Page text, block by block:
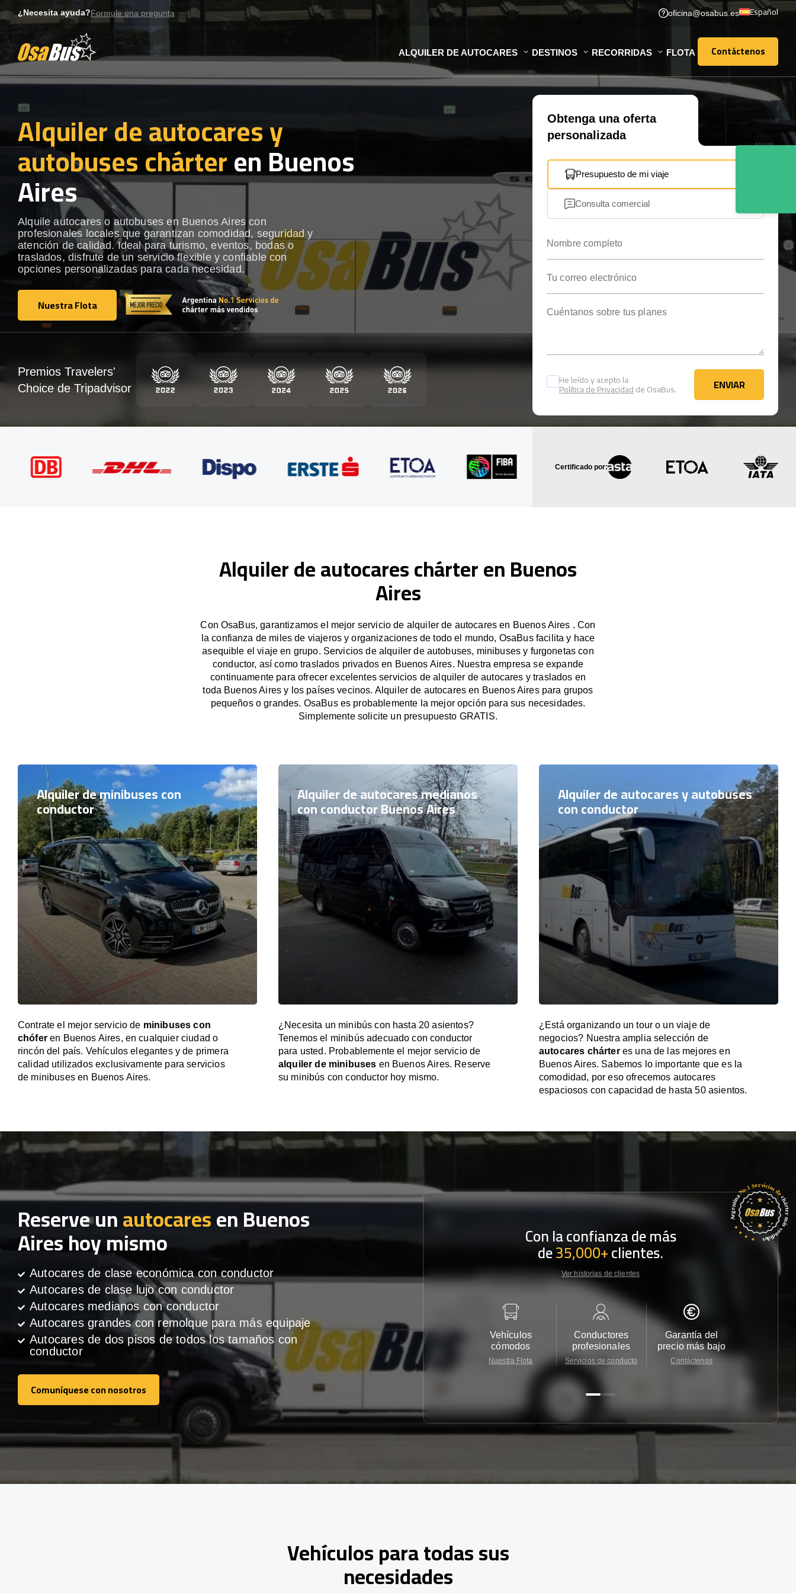
to
¿Necesita ayuda?Formule una pregunta oficina@osabus.es Español
ALQUILER DE AUTOCARES DESTINOS RECORRIDAS FLOTA Contáctenos
Contáctenos
Alquiler de autocares y
autobuses chárteren Buenos
Aires
Alquile autocares o autobuses en Buenos Aires con
profesionales locales que garantizan comodidad, seguridad y
atención de calidad. Ideal para turismo, eventos, bodas o
traslados, disfrute de un servicio flexible y confiable con
opciones personalizadas para cada necesidad.
Nuestra Flota
Nuestra Flota
Obtenga una oferta
personalizada
Presupuesto de mi viaje
Consulta comercial
He leído y acepto la
Política de Privacidadde OsaBus. ENVIAR
ENVIAR
Premios Travelers'
Choice de Tripadvisor
Certificado por:
Alquiler de autocares chárter en Buenos
Aires
Con OsaBus, garantizamos el mejor servicio de alquiler de autocares en Buenos Aires . Con
la confianza de miles de viajeros y organizaciones de todo el mundo, OsaBus facilita y hace
asequible el viaje en grupo. Servicios de alquiler de autobuses, minibuses y furgonetas con
conductor, así como traslados privados en Buenos Aires. Nuestra empresa se expande
continuamente para ofrecer excelentes servicios de alquiler de autocares y traslados en
toda Buenos Aires y los países vecinos. Alquiler de autocares en Buenos Aires para grupos
pequeños o grandes. OsaBus es probablemente la mejor opción para sus necesidades.
Simplemente solicite un presupuesto GRATIS.
Alquiler de minibuses con
conductor
Contrate el mejor servicio de minibuses con
chóferen Buenos Aires, en cualquier ciudad o
rincón del país. Vehículos elegantes y de primera
calidad utilizados exclusivamente para servicios
de minibuses en Buenos Aires.
Alquiler de autocares medianos
con conductor Buenos Aires
¿Necesita un minibús con hasta 20 asientos?
Tenemos el minibús adecuado con conductor
para usted. Probablemente el mejor servicio de
alquiler de minibuses en Buenos Aires. Reserve
su minibús con conductor hoy mismo.
Alquiler de autocares y autobuses
con conductor
¿Está organizando un tour o un viaje de
negocios? Nuestra amplia selección de
autocares chárteres una de las mejores en
Buenos Aires. Sabemos lo importante que es la
comodidad, por eso ofrecemos autocares
espaciosos con capacidad de hasta 50 asientos.
Reserve unautocaresen Buenos
Aires hoy mismo
Autocares de clase económica con conductor
Autocares de clase lujo con conductor
Autocares medianos con conductor
Autocares grandes con remolque para más equipaje
Autocares de dos pisos de todos los tamaños con
conductor
Comuníquese con nosotros
Comuníquese con nosotros
Con la confianza de más
de35,000+clientes.
Ver historias de clientes
Vehículos
cómodos
Nuestra Flota
Conductores
profesionales
Servicios de conducto
Garantía del
precio más bajo
Contáctenos
Vehículos para todas sus
necesidades